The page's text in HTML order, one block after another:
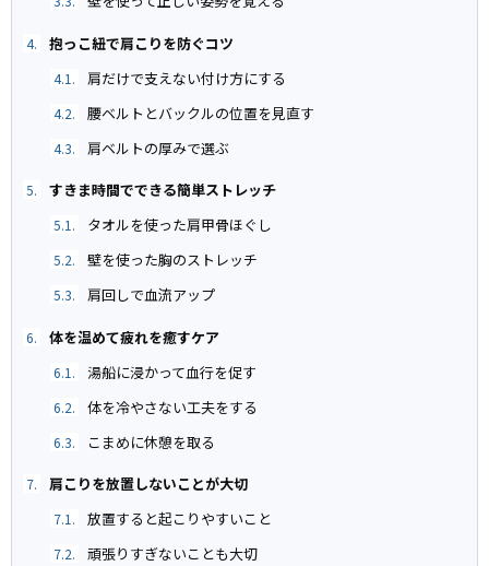
4. 抱っこ紐で肩こりを防ぐコツ
4.1. 肩だけで支えない付け方にする
4.2. 腰ベルトとバックルの位置を見直す
4.3. 肩ベルトの厚みで選ぶ
5. すきま時間でできる簡単ストレッチ
5.1. タオルを使った肩甲骨ほぐし
5.2. 壁を使った胸のストレッチ
5.3. 肩回しで血流アップ
6. 体を温めて疲れを癒すケア
6.1. 湯船に浸かって血行を促す
6.2. 体を冷やさない工夫をする
6.3. こまめに休憩を取る
7. 肩こりを放置しないことが大切
7.1. 放置すると起こりやすいこと
7.2. 頑張りすぎないことも大切